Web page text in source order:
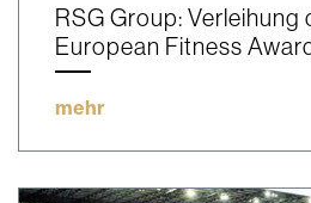
RSG Group: Verleihung
European Fitness
mehr